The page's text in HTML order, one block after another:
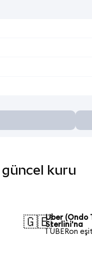
kuru
🇬🇧Uber (Ondo
Sterlini'na
1 UBERon